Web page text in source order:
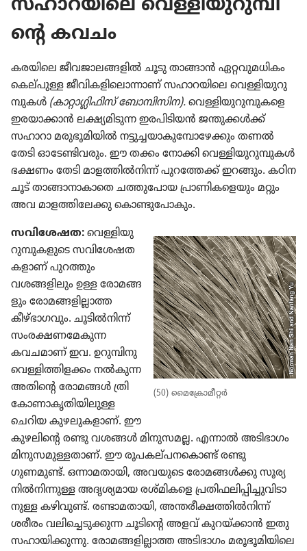
സഹാറ​യി​ലെ വെള്ളി​യു​റു​മ്പി​
ന്റെ കവചം
കരയിലെ ജീവജാ​ല​ങ്ങ​ളിൽ ചൂടു താങ്ങാൻ ഏറ്റവു​മ​ധി​കം
കെല്‌പുള്ള ജീവി​ക​ളി​ലൊ​ന്നാണ്‌ സഹാറ​യി​ലെ വെള്ളി​യു​റു​
മ്പു​കൾ (കാറ്റാ​ഗ്ലി​ഫിസ്‌ ബോമ്പി​സിന). വെള്ളി​യു​റു​മ്പു​കളെ
ഇരയാ​ക്കാൻ ലക്ഷ്യമി​ടുന്ന ഇരപി​ടി​യൻ ജന്തുക്കൾക്ക്‌
സഹാറാ മരുഭൂ​മി​യിൽ നട്ടുച്ച​യാ​കു​മ്പോ​ഴേ​ക്കും തണൽ
തേടി ഓടേ​ണ്ടി​വ​രും. ഈ തക്കം നോക്കി വെള്ളി​യു​റു​മ്പു​കൾ
ഭക്ഷണം തേടി മാളത്തിൽനിന്ന്‌ പുറ​ത്തേക്ക്‌ ഇറങ്ങും. കഠിന​
ചൂട്‌ താങ്ങാ​നാ​കാ​തെ ചത്തു​പോയ പ്രാണി​ക​ളെ​യും മറ്റും
അവ മാളത്തി​ലേക്കു കൊണ്ടു​പോ​കും.
(50) മൈ​ക്രോ​മീ​റ്റർ
സവി​ശേ​ഷത: വെള്ളി​യു​
റു​മ്പു​ക​ളു​ടെ സവി​ശേ​ഷ​ത​
ക​ളാണ്‌ പുറത്തും
വശങ്ങളി​ലും ഉള്ള രോമ​ങ്ങ​
ളും രോമങ്ങളില്ലാത്ത
കീഴ്‌ഭാഗവും. ചൂടിൽനിന്ന്‌
സംരക്ഷ​ണ​മേ​കുന്ന
കവചമാണ്‌ ഇവ. ഉറുമ്പി​നു
വെള്ളി​ത്തി​ളക്കം നൽകുന്ന
അതിന്റെ രോമങ്ങൾ ത്രി​
കോ​ണാ​കൃ​തി​യി​ലുള്ള
ചെറിയ കുഴലുകളാണ്‌. ഈ
കുഴലി​ന്റെ രണ്ടു വശങ്ങൾ മിനു​സമല്ല. എന്നാൽ അടിഭാ​ഗം
മിനു​സ​മു​ള്ള​താണ്‌. ഈ രൂപക​ല്‌പ​ന​കൊണ്ട്‌ രണ്ടു
ഗുണമുണ്ട്‌. ഒന്നാമ​താ​യി, അവയുടെ രോമ​ങ്ങൾക്കു സൂര്യ​
നിൽനി​ന്നുള്ള അദൃശ്യ​മായ രശ്‌മി​കളെ പ്രതി​ഫ​ലി​പ്പി​ച്ചു​വി​ടാ​
നുള്ള കഴിവുണ്ട്‌. രണ്ടാമ​താ​യി, അന്തരീ​ക്ഷ​ത്തിൽനിന്ന്‌
ശരീരം വലി​ച്ചെ​ടു​ക്കുന്ന ചൂടിന്റെ അളവ്‌ കുറയ്‌ക്കാൻ ഇതു
സഹായി​ക്കു​ന്നു. രോമ​ങ്ങ​ളി​ല്ലാത്ത അടിഭാ​ഗം മരൂഭൂ​മി​യി​ലെ